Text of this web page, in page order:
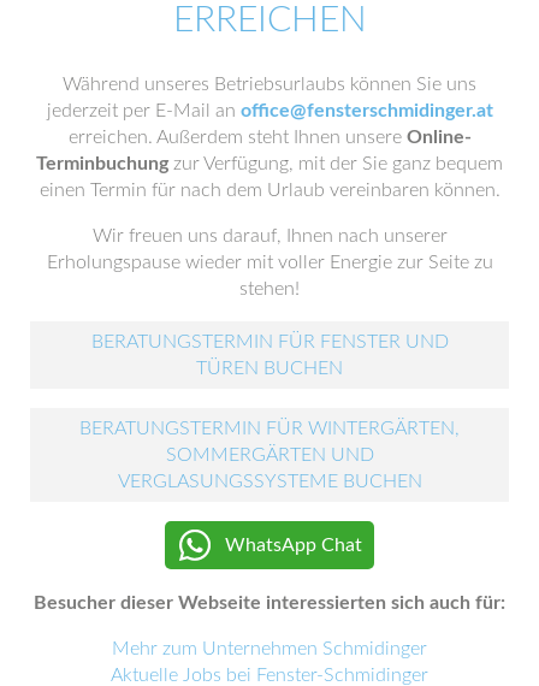
ERREICHEN
Während unseres Betriebsurlaubs können Sie uns
jederzeit per E-Mail an office@fensterschmidinger.at
erreichen. Außerdem steht Ihnen unsere Online-
Terminbuchung zur Verfügung, mit der Sie ganz bequem
einen Termin für nach dem Urlaub vereinbaren können.
Wir freuen uns darauf, Ihnen nach unserer
Erholungspause wieder mit voller Energie zur Seite zu
stehen!
BERATUNGSTERMIN FÜR FENSTER UND
TÜREN BUCHEN
BERATUNGSTERMIN FÜR WINTERGÄRTEN,
SOMMERGÄRTEN UND
VERGLASUNGSSYSTEME BUCHEN
WhatsApp Chat
Besucher dieser Webseite interessierten sich auch für:
Mehr zum Unternehmen Schmidinger
Aktuelle Jobs bei Fenster-Schmidinger